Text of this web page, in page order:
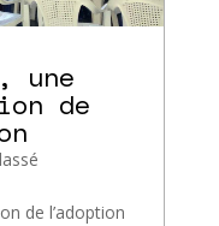
une
de
de l’adoption